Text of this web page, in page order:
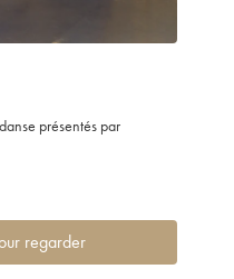
présentés par
regarder